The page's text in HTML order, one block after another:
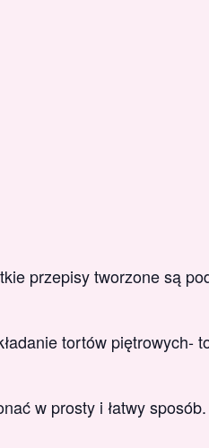
przepisy tworzone są
tortów piętrowych-
w prosty i łatwy sposób.